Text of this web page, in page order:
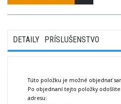
DETAILY PRÍSLUŠENSTVO
Túto položku je možné objednať
Po objednaní tejto položky
adresu: